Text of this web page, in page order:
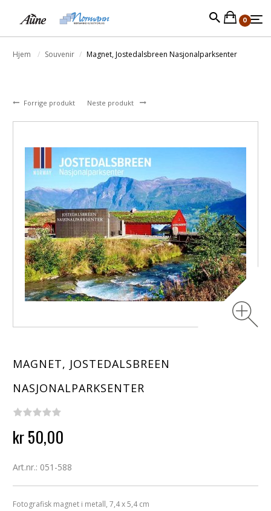
0
Hjem Souvenir Magnet, Jostedalsbreen Nasjonalparksenter
Forrige produkt Neste produkt
MAGNET, JOSTEDALSBREEN
NASJONALPARKSENTER
kr 50,00
Art.nr.: 051-588
Fotografisk magnet i metall, 7,4 x 5,4 cm